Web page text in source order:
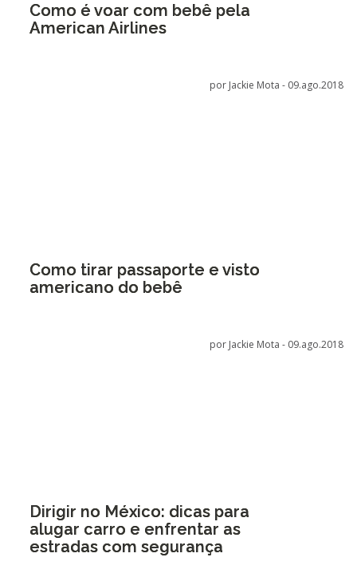
Como é voar com bebê pela
American Airlines
por Jackie Mota - 09.ago.2018
Como tirar passaporte e visto
americano do bebê
por Jackie Mota - 09.ago.2018
Dirigir no México: dicas para
alugar carro e enfrentar as
estradas com segurança